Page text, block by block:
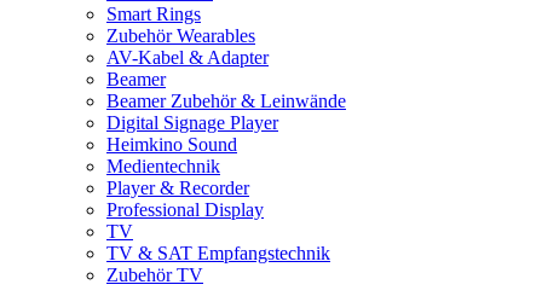
Smart Rings
Zubehör Wearables
AV-Kabel & Adapter
Beamer
Beamer Zubehör & Leinwände
Digital Signage Player
Heimkino Sound
Medientechnik
Player & Recorder
Professional Display
TV
TV & SAT Empfangstechnik
Zubehör TV